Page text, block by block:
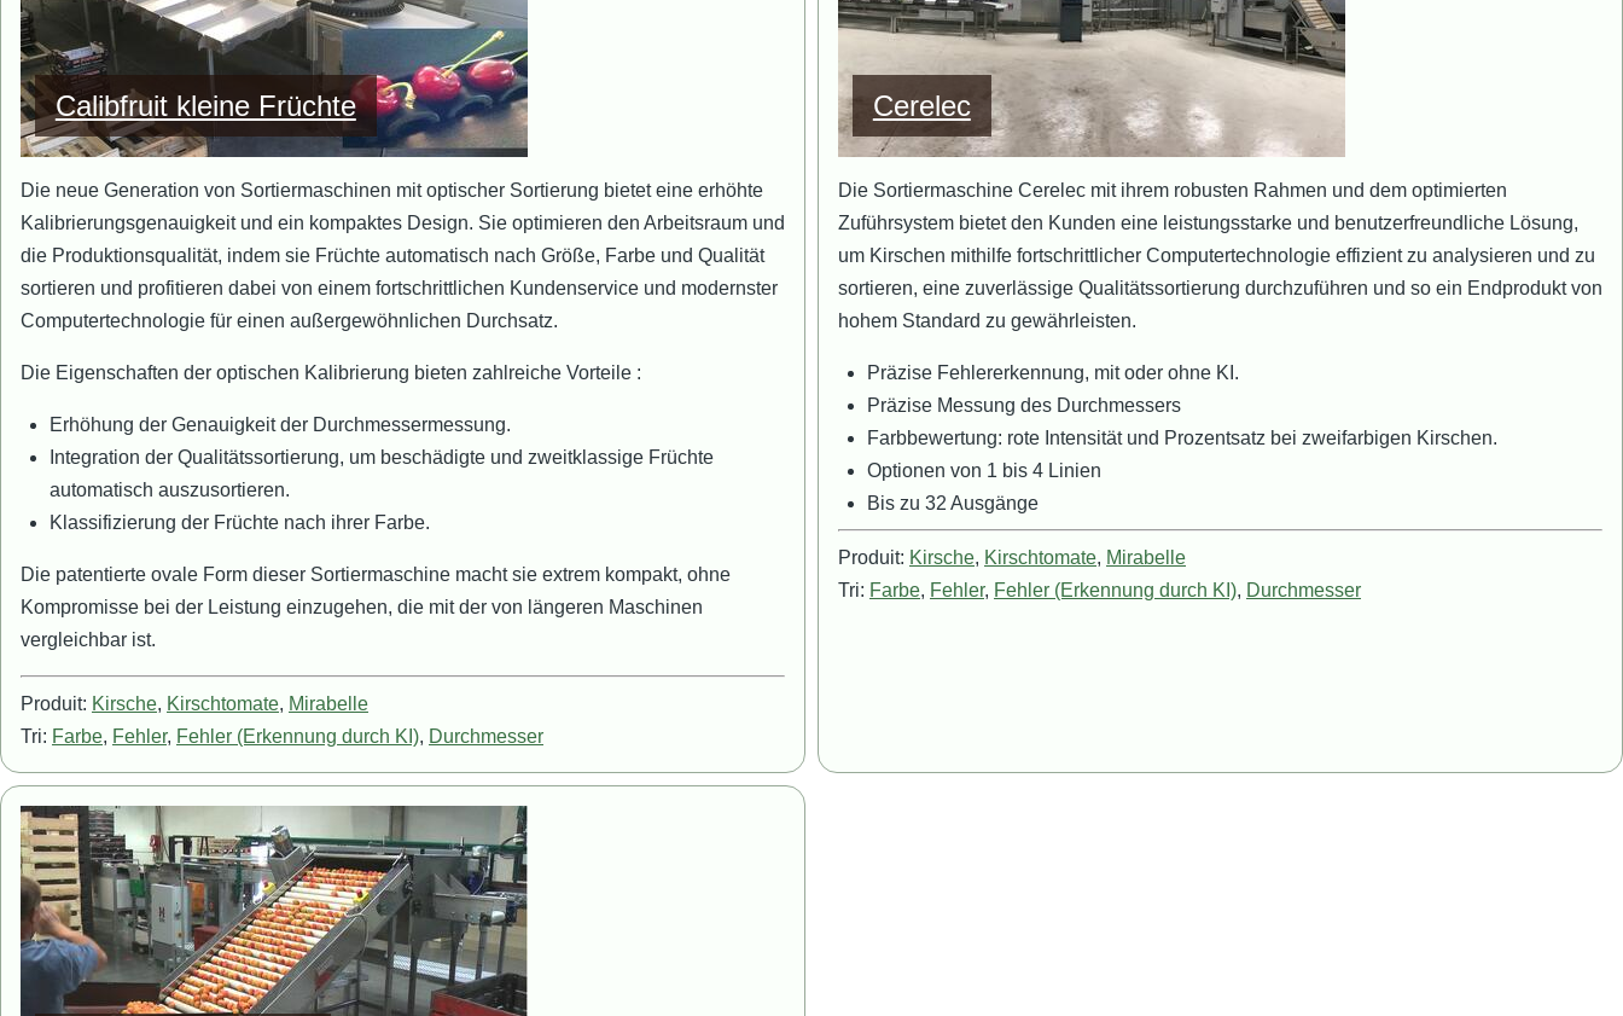
Calibfruit kleine Früchte
Die neue Generation von Sortiermaschinen mit optischer Sortierung bietet eine erhöhte
Kalibrierungsgenauigkeit und ein kompaktes Design. Sie optimieren den Arbeitsraum und
die Produktionsqualität, indem sie Früchte automatisch nach Größe, Farbe und Qualität
sortieren und profitieren dabei von einem fortschrittlichen Kundenservice und modernster
Computertechnologie für einen außergewöhnlichen Durchsatz.
Die Eigenschaften der optischen Kalibrierung bieten zahlreiche Vorteile :
Erhöhung der Genauigkeit der Durchmessermessung.
Integration der Qualitätssortierung, um beschädigte und zweitklassige Früchte
automatisch auszusortieren.
Klassifizierung der Früchte nach ihrer Farbe.
Die patentierte ovale Form dieser Sortiermaschine macht sie extrem kompakt, ohne
Kompromisse bei der Leistung einzugehen, die mit der von längeren Maschinen
vergleichbar ist.
Produit: Kirsche, Kirschtomate, Mirabelle
Tri: Farbe, Fehler, Fehler (Erkennung durch KI), Durchmesser
Cerelec
Die Sortiermaschine Cerelec mit ihrem robusten Rahmen und dem optimierten
Zuführsystem bietet den Kunden eine leistungsstarke und benutzerfreundliche Lösung,
um Kirschen mithilfe fortschrittlicher Computertechnologie effizient zu analysieren und zu
sortieren, eine zuverlässige Qualitätssortierung durchzuführen und so ein Endprodukt von
hohem Standard zu gewährleisten.
Präzise Fehlererkennung, mit oder ohne KI.
Präzise Messung des Durchmessers
Farbbewertung: rote Intensität und Prozentsatz bei zweifarbigen Kirschen.
Optionen von 1 bis 4 Linien
Bis zu 32 Ausgänge
Produit: Kirsche, Kirschtomate, Mirabelle
Tri: Farbe, Fehler, Fehler (Erkennung durch KI), Durchmesser
Bild